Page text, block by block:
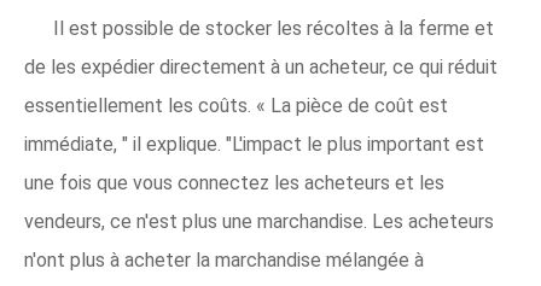
Il est possible de stocker les récoltes à la ferme et
de les expédier directement à un acheteur, ce qui réduit
essentiellement les coûts. « La pièce de coût est
immédiate, " il explique. "L'impact le plus important est
une fois que vous connectez les acheteurs et les
vendeurs, ce n'est plus une marchandise. Les acheteurs
n'ont plus à acheter la marchandise mélangée à